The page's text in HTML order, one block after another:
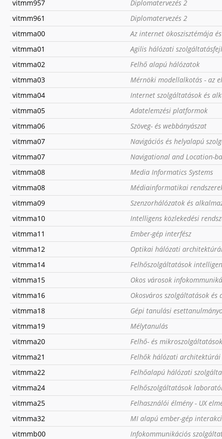
vitmm957
Diplomatervezés 2
vitmm961
Diplomatervezés 2
vitmma00
Az internet ökoszisztémája
vitmma01
Agilis hálózati
vitmma02
Felhő alapú hálózatok
vitmma03
Mérnöki modellalkotás - az
vitmma04
Internet szolgáltatások és
vitmma05
Adatelemzési platformok
vitmma06
Szöveg- és webbányászat
vitmma07
Navigációs és helyalapú
vitmma07
Navigational and Location-
vitmma08
Media Informatics Systems
vitmma08
Médiainformatikai
vitmma09
Szenzorhálózatok és
vitmma10
Intelligens közlekedési
vitmma11
Ember-gép interfész
vitmma12
Optikai hálózati
vitmma14
Felhőszolgáltatások
vitmma15
Okos városok
vitmma16
Okosváros szolgáltatások és
vitmma18
Gépi tanulási
vitmma19
Mélytanulás
vitmma20
Felhő- és
vitmma21
Felhők hálózati
vitmma22
Felhőalapú hálózati
vitmma24
Felhőszolgáltatások
vitmma25
Felhasználói élmény - UX
vitmma32
MI alapú ember-gép
vitmmb00
Infokommunikációs